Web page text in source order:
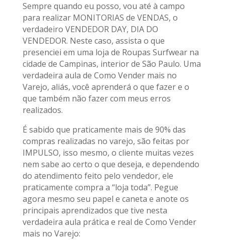
Sempre quando eu posso, vou até à campo
para realizar MONITORIAS de VENDAS, o
verdadeiro VENDEDOR DAY, DIA DO
VENDEDOR. Neste caso, assista o que
presenciei em uma loja de Roupas Surfwear na
cidade de Campinas, interior de São Paulo. Uma
verdadeira aula de Como Vender mais no
Varejo, aliás, você aprenderá o que fazer e o
que também não fazer com meus erros
realizados.
É sabido que praticamente mais de 90% das
compras realizadas no varejo, são feitas por
IMPULSO, isso mesmo, o cliente muitas vezes
nem sabe ao certo o que deseja, e dependendo
do atendimento feito pelo vendedor, ele
praticamente compra a “loja toda”. Pegue
agora mesmo seu papel e caneta e anote os
principais aprendizados que tive nesta
verdadeira aula prática e real de Como Vender
mais no Varejo: